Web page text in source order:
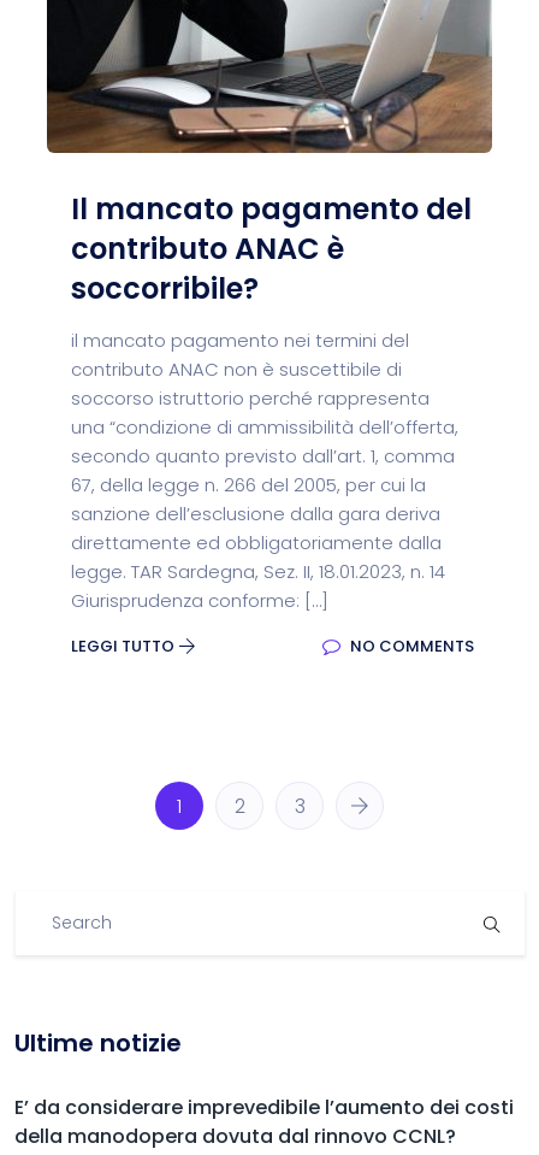
Il mancato pagamento del
contributo ANAC è
soccorribile?
il mancato pagamento nei termini del
contributo ANAC non è suscettibile di
soccorso istruttorio perché rappresenta
una “condizione di ammissibilità dell’offerta,
secondo quanto previsto dall’art. 1, comma
67, della legge n. 266 del 2005, per cui la
sanzione dell’esclusione dalla gara deriva
direttamente ed obbligatoriamente dalla
legge. TAR Sardegna, Sez. II, 18.01.2023, n. 14
Giurisprudenza conforme: […]
LEGGI TUTTO NO COMMENTS
1 2 3
Ultime notizie
E’ da considerare imprevedibile l’aumento dei costi
della manodopera dovuta dal rinnovo CCNL?